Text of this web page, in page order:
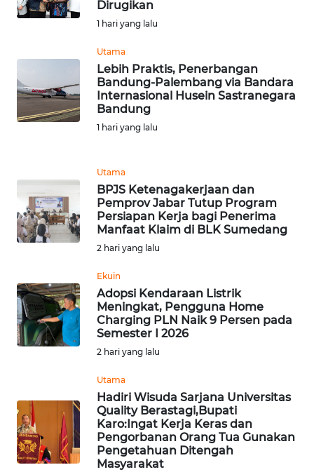
Dirugikan
1 hari yang lalu
Utama
Lebih Praktis, Penerbangan
Bandung-Palembang via Bandara
Internasional Husein Sastranegara
Bandung
1 hari yang lalu
Utama
BPJS Ketenagakerjaan dan
Pemprov Jabar Tutup Program
Persiapan Kerja bagi Penerima
Manfaat Klaim di BLK Sumedang
2 hari yang lalu
Ekuin
Adopsi Kendaraan Listrik
Meningkat, Pengguna Home
Charging PLN Naik 9 Persen pada
Semester I 2026
2 hari yang lalu
Utama
Hadiri Wisuda Sarjana Universitas
Quality Berastagi,Bupati
Karo:Ingat Kerja Keras dan
Pengorbanan Orang Tua Gunakan
Pengetahuan Ditengah
Masyarakat
MALUT
DANAU
TOBA
WN
LANGKAT
TANJUNG
LESUNG